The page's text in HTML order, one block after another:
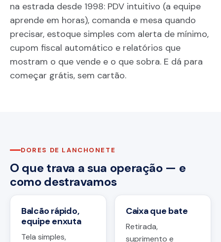
na estrada desde 1998: PDV intuitivo (a equipe
aprende em horas), comanda e mesa quando
precisar, estoque simples com alerta de mínimo,
cupom fiscal automático e relatórios que
mostram o que vende e o que sobra. E dá para
começar grátis, sem cartão.
DORES DE LANCHONETE
O que trava a sua operação — e
como destravamos
Balcão rápido,
equipe enxuta
Tela simples,
Caixa que bate
Retirada,
suprimento e